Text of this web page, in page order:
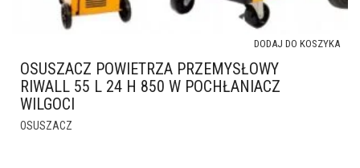
OSUSZACZ POWIETRZA PRZEMYSŁOWY
RIWALL 55 L 24 H 850 W POCHŁANIACZ
WILGOCI
OSUSZACZ
DODAJ DO KOSZYKA